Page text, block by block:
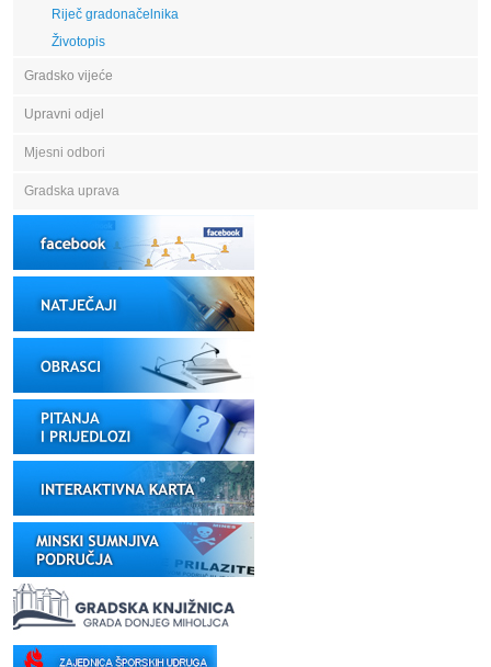
Riječ gradonačelnika
Životopis
Gradsko vijeće
Upravni odjel
Mjesni odbori
Gradska uprava